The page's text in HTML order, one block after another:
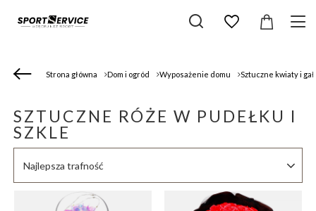
Strona główna Dom i ogród Wyposażenie domu Sztuczne kwiaty i
SZTUCZNE RÓŻE W PUDEŁKU I
SZKLE
Zmień sortowanie
Najlepsza trafność